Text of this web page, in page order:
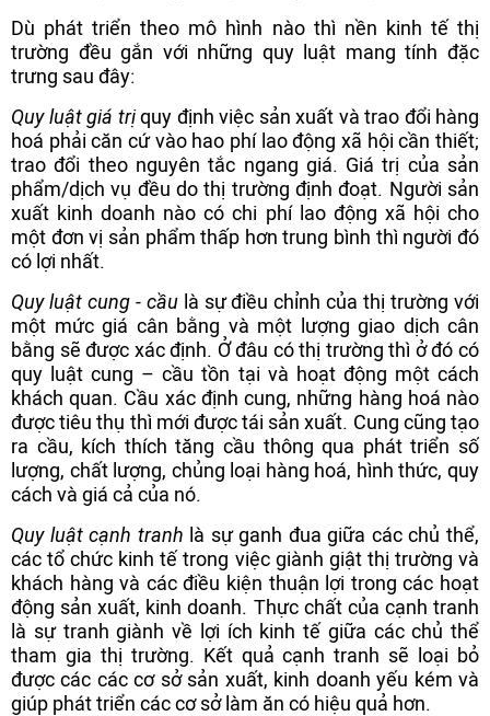
Dù phát triển theo mô hình nào thì nền kinh tế thị
trường đều gắn với những quy luật mang tính đặc
trưng sau đây:
Quy luật giá trịquy định việc sản xuất và trao đổi hàng
hoá phải căn cứ vào hao phí lao động xã hội cần thiết;
trao đổi theo nguyên tắc ngang giá. Giá trị của sản
phẩm/dịch vụ đều do thị trường định đoạt. Người sản
xuất kinh doanh nào có chi phí lao động xã hội cho
một đơn vị sản phẩm thấp hơn trung bình thì người đó
có lợi nhất.
Quy luật cung - cầulà sự điều chỉnh của thị trường với
một mức giá cân bằng và một lượng giao dịch cân
bằng sẽ được xác định. Ở đâu có thị trường thì ở đó có
quy luật cung – cầu tồn tại và hoạt động một cách
khách quan. Cầu xác định cung, những hàng hoá nào
được tiêu thụ thì mới được tái sản xuất. Cung cũng tạo
ra cầu, kích thích tăng cầu thông qua phát triển số
lượng, chất lượng, chủng loại hàng hoá, hình thức, quy
cách và giá cả của nó.
Quy luật cạnh tranh là sự ganh đua giữa các chủ thể,
các tổ chức kinh tế trong việc giành giật thị trường và
khách hàng và các điều kiện thuận lợi trong các hoạt
động sản xuất, kinh doanh. Thực chất của cạnh tranh
là sự tranh giành về lợi ích kinh tế giữa các chủ thể
tham gia thị trường. Kết quả cạnh tranh sẽ loại bỏ
được các các cơ sở sản xuất, kinh doanh yếu kém và
giúp phát triển các cơ sở làm ăn có hiệu quả hơn.